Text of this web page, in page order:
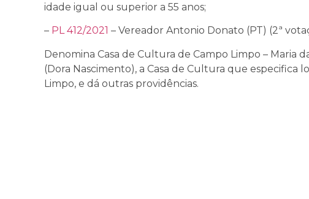
idade igual ou superior a 55 anos;
– PL 412/2021 – Vereador Antonio Donato (PT) (2ª
Denomina Casa de Cultura de Campo Limpo – Maria
(Dora Nascimento), a Casa de Cultura que especifica
Limpo, e dá outras providências.